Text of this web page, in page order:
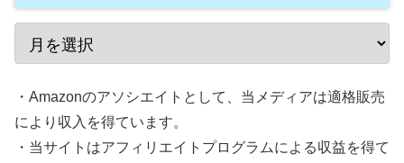
・Amazonのアソシエイトとして、当メディアは適格販売
により収入を得ています。
・当サイトはアフィリエイトプログラムによる収益を得て